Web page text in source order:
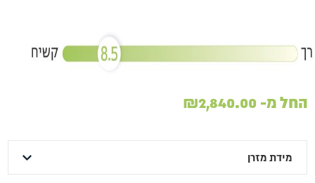
החל מ- ₪2,840.00